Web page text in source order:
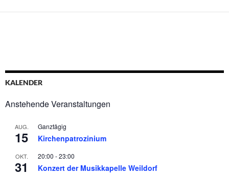
KALENDER
Anstehende Veranstaltungen
AUG.
15
Ganztägig
Kirchenpatrozinium
OKT.
31
20:00 -23:00
Konzert der Musikkapelle Weildorf